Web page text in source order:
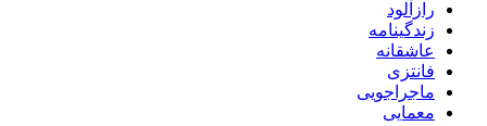
رازآلود
زندگینامه
عاشقانه
فانتزی
ماجراجویی
معمایی